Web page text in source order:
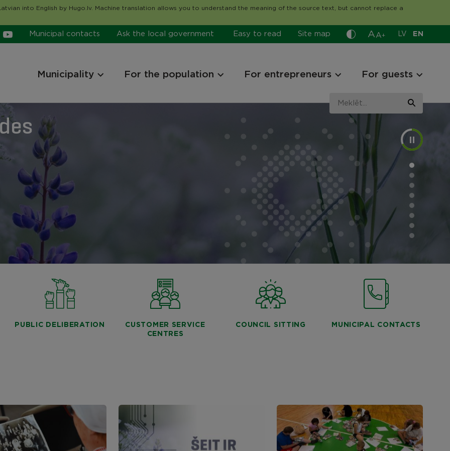
into English by Hugo.lv. Machine translation allows you to understand the meaning of the source text, but cannot replace a
Municipal contacts Ask the local government Easy to read Site map A A+ LV EN
Municipality For the population For entrepreneurs For guests
PUBLIC DELIBERATION
CUSTOMER SERVICE
CENTRES
COUNCIL SITTING MUNICIPAL CONTACTS